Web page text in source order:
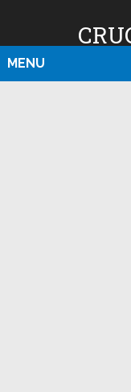
MENU